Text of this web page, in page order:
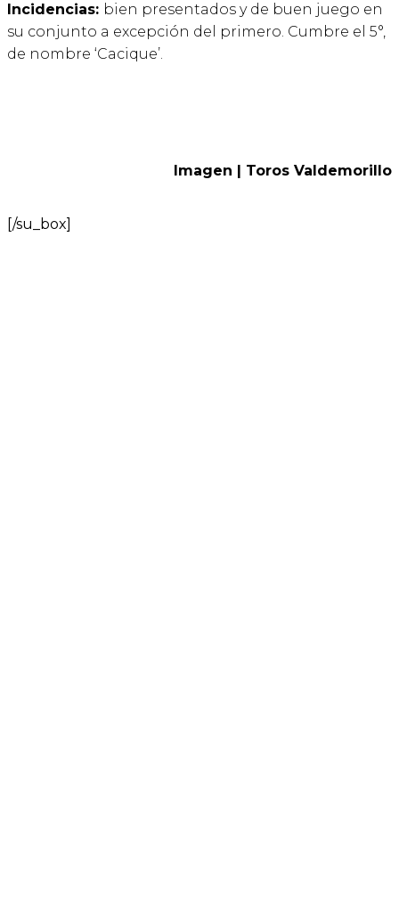
Incidencias: bien presentados y de buen juego en
su conjunto a excepción del primero. Cumbre el 5°,
de nombre ‘Cacique’.
Imagen | Toros Valdemorillo
[/su_box]